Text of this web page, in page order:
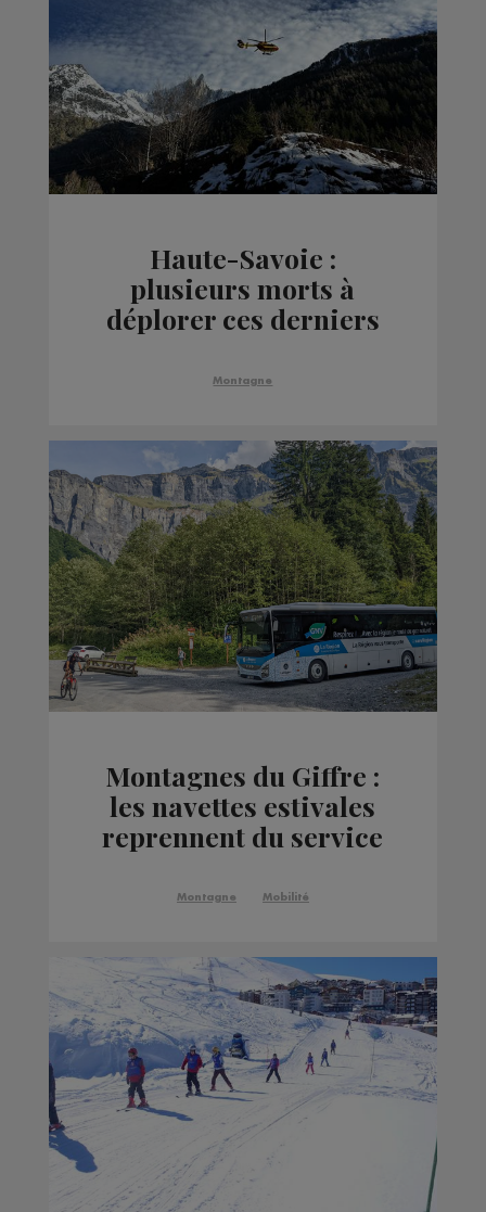
Haute-Savoie :
plusieurs morts à
déplorer ces derniers
Montagne
Montagnes du Giffre :
les navettes estivales
reprennent du service
Montagne Mobilité